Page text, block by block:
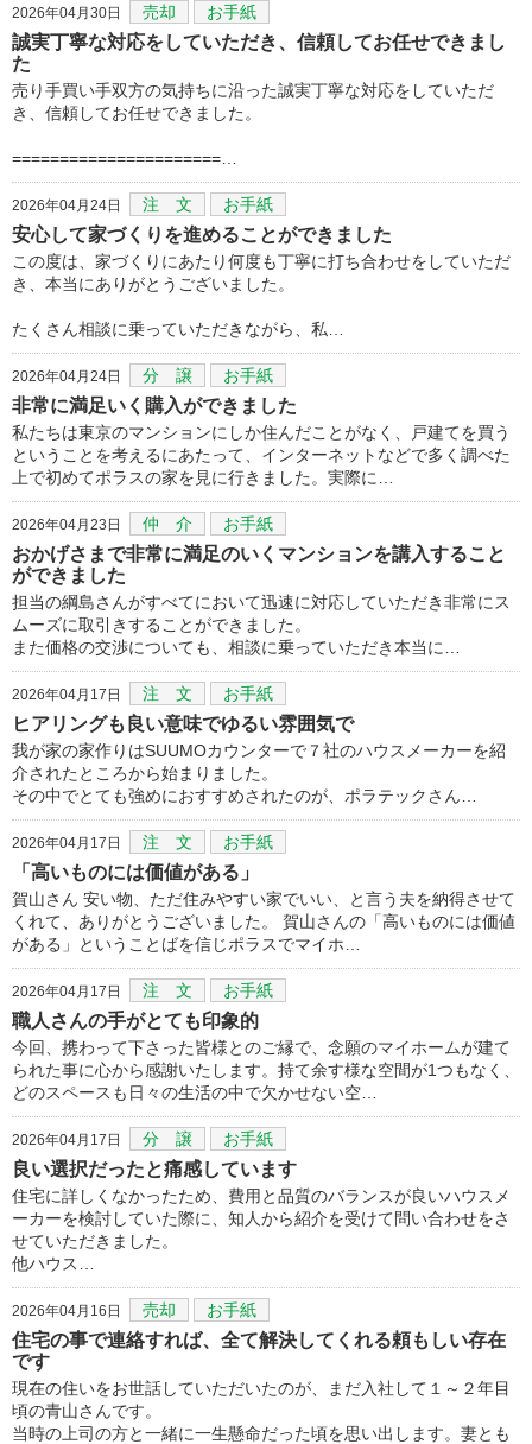
2026年04月30日 売却 お手紙
誠実丁寧な対応をしていただき、信頼してお任せできまし
た
売り手買い手双方の気持ちに沿った誠実丁寧な対応をしていただ
き、信頼してお任せできました。
======================…
2026年04月24日 注 文 お手紙
安心して家づくりを進めることができました
この度は、家づくりにあたり何度も丁寧に打ち合わせをしていただ
き、本当にありがとうございました。
たくさん相談に乗っていただきながら、私…
2026年04月24日 分 譲 お手紙
非常に満足いく購入ができました
私たちは東京のマンションにしか住んだことがなく、戸建てを買う
ということを考えるにあたって、インターネットなどで多く調べた
上で初めてポラスの家を見に行きました。実際に…
2026年04月23日 仲 介 お手紙
おかげさまで非常に満足のいくマンションを講入すること
ができました
担当の綱島さんがすべてにおいて迅速に対応していただき非常にス
ムーズに取引きすることができました。
また価格の交渉についても、相談に乗っていただき本当に…
2026年04月17日 注 文 お手紙
ヒアリングも良い意味でゆるい雰囲気で
我が家の家作りはSUUMOカウンターで７社のハウスメーカーを紹
介されたところから始まりました。
その中でとても強めにおすすめされたのが、ポラテックさん…
2026年04月17日 注 文 お手紙
「高いものには価値がある」
賀山さん 安い物、ただ住みやすい家でいい、と言う夫を納得させて
くれて、ありがとうございました。 賀山さんの「高いものには価値
がある」ということばを信じポラスでマイホ…
2026年04月17日 注 文 お手紙
職人さんの手がとても印象的
今回、携わって下さった皆様とのご縁で、念願のマイホームが建て
られた事に心から感謝いたします。持て余す様な空間が1つもなく、
どのスペースも日々の生活の中で欠かせない空…
2026年04月17日 分 譲 お手紙
良い選択だったと痛感しています
住宅に詳しくなかったため、費用と品質のバランスが良いハウスメ
ーカーを検討していた際に、知人から紹介を受けて問い合わせをさ
せていただきました。
他ハウス…
2026年04月16日 売却 お手紙
住宅の事で連絡すれば、全て解決してくれる頼もしい存在
です
現在の住いをお世話していただいたのが、まだ入社して１～２年目
頃の青山さんです。
当時の上司の方と一緒に一生懸命だった頃を思い出します。妻とも